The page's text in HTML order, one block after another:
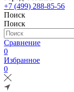
+7 (499) 288-85-56
Поиск
Поиск
Сравнение
0
Избранное
0